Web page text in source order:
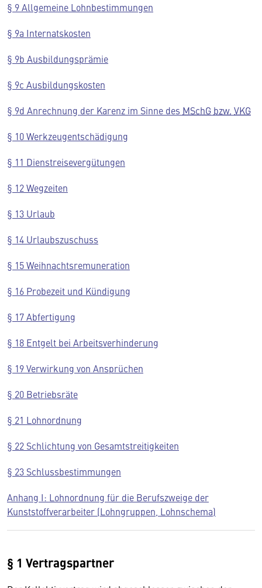
§ 9 Allgemeine Lohnbestimmungen
§ 9a Internatskosten
§ 9b Ausbildungsprämie
§ 9c Ausbildungskosten
§ 9d Anrechnung der Karenz im Sinne des MSchG bzw. VKG
§ 10 Werkzeugentschädigung
§ 11 Dienstreisevergütungen
§ 12 Wegzeiten
§ 13 Urlaub
§ 14 Urlaubszuschuss
§ 15 Weihnachtsremuneration
§ 16 Probezeit und Kündigung
§ 17 Abfertigung
§ 18 Entgelt bei Arbeitsverhinderung
§ 19 Verwirkung von Ansprüchen
§ 20 Betriebsräte
§ 21 Lohnordnung
§ 22 Schlichtung von Gesamtstreitigkeiten
§ 23 Schlussbestimmungen
Anhang I: Lohnordnung für die Berufszweige der
Kunststoffverarbeiter (Lohngruppen, Lohnschema)
§ 1 Vertragspartner